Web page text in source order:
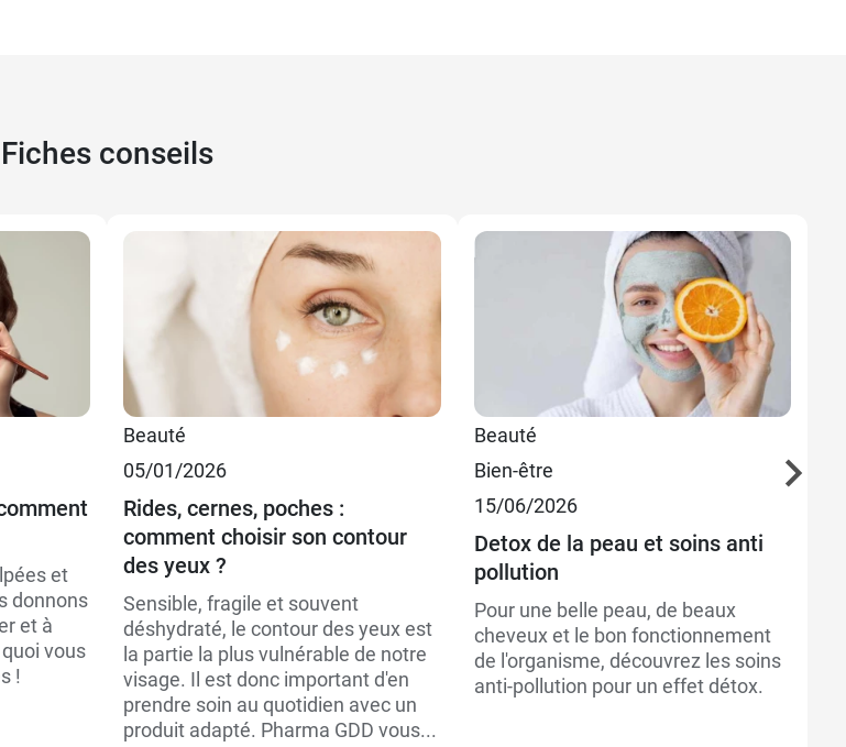
Fiches conseils
et
donnons
et à
vous
!
Beauté
05/01/2026
Rides, cernes, poches :
comment choisir son contour
des yeux ?
Sensible, fragile et souvent
déshydraté, le contour des yeux est
la partie la plus vulnérable de notre
visage. Il est donc important d'en
prendre soin au quotidien avec un
produit adapté. Pharma GDD vous...
Beauté
Bien-être
15/06/2026
Detox de la peau et soins anti
pollution
Pour une belle peau, de beaux
cheveux et le bon fonctionnement
de l'organisme, découvrez les soins
anti-pollution pour un effet détox.